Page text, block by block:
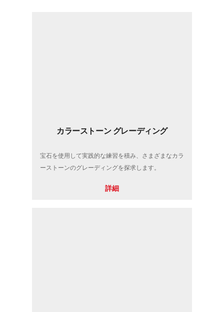
カラーストーン グレーディング
宝石を使用して実践的な練習を積み、さまざまなカラ
ーストーンのグレーディングを探求します。
詳細